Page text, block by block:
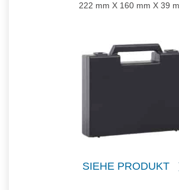
222 mm X 160 mm X 39
SIEHE PRODUKT